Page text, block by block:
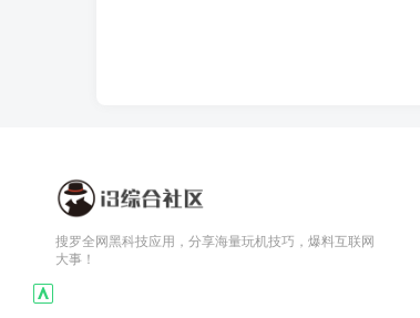
搜罗全网黑科技应用，分享海量玩机技巧，爆料互联网
大事！